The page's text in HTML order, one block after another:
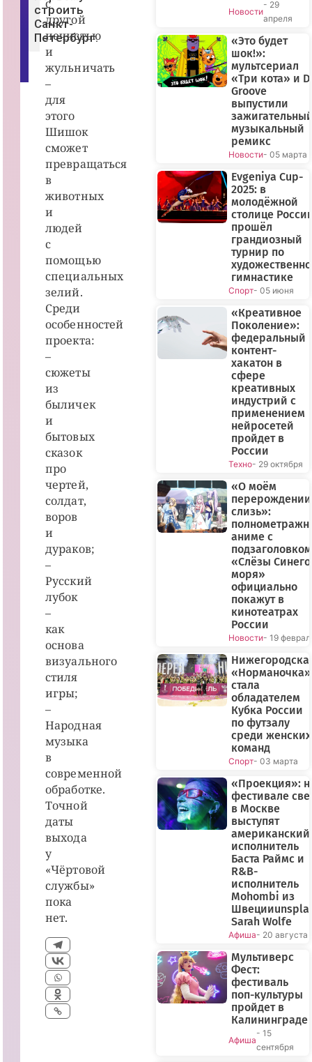
г.строить
Санкт-
Петербург.
с
другой
нечистью
и
жульничать
–
для
этого
Шишок
сможет
превращаться
в
животных
и
людей
с
помощью
специальных
зелий.
Среди
особенностей
проекта:
–
сюжеты
из
быличек
и
бытовых
сказок
про
чертей,
солдат,
воров
и
дураков;
–
Русский
лубок
–
как
основа
визуального
стиля
игры;
–
Народная
музыка
в
современной
обработке.
Точной
даты
выхода
у
«Чёртовой
службы»
пока
нет.
Новости
- 29
апреля
«Это будет
шок!»:
мультсериал
«Три кота» и
Groove
выпустили
музыкальный
ремикс
Новости- 05 марта
Evgeniya Cup-
2025: в
молодёжной
столице
прошёл
грандиозный
турнир по
гимнастике
Спорт- 05 июня
«Креативное
Поколение»:
федеральный
контент-
хакатон в
сфере
креативных
индустрий с
применением
нейросетей
пройдет в
России
Техно- 29 октября
«О моём
слизь»:
аниме с
подзаголовком
«Слёзы Синего
моря»
официально
покажут в
кинотеатрах
России
Новости- 19
«Норманочка»
стала
обладателем
Кубка России
по футзалу
среди женских
команд
Спорт- 03 марта
«Проекция»:
фестивале
в Москве
выступят
американский
исполнитель
Баста Раймс и
R&B-
исполнитель
Mohombi из
Sarah Wolfe
Афиша- 20 августа
Мультиверс
Фест:
фестиваль
поп-культуры
пройдет в
Калининграде
Афиша
- 15
сентября